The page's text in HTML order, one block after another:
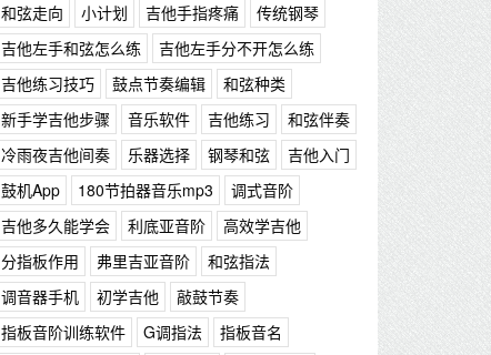
和弦走向
小计划 吉他手指疼痛
传统钢琴
吉他左手和弦怎么练
吉他左手分不开怎么练
吉他练习技巧
鼓点节奏编辑
和弦种类
新手学吉他步骤
音乐软件 吉他练习
和弦伴奏
冷雨夜吉他间奏
乐器选择 钢琴和弦
吉他入门
鼓机App
180节拍器音乐mp3
调式音阶
吉他多久能学会
利底亚音阶
高效学吉他
分指板作用
弗里吉亚音阶
和弦指法
调音器手机
初学吉他
敲鼓节奏
指板音阶训练软件
G调指法
指板音名